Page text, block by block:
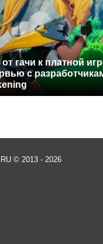
от гачи к платной
с
© 2013 - 2026